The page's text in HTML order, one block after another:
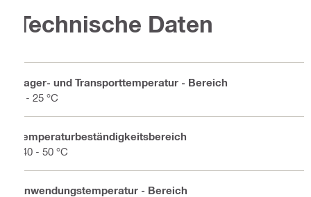
Technische Daten
Lager- und Transporttemperatur - Bereich
5 - 25 °C
Temperaturbeständigkeitsbereich
-40 - 50 °C
Anwendungstemperatur - Bereich